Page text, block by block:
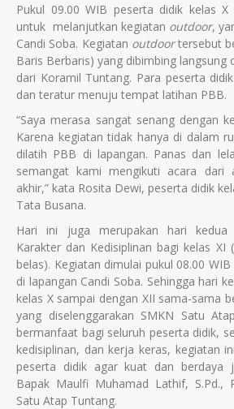
Pukul 09.00 WIB peserta didik kelas X
untuk melanjutkan kegiatan outdoor,
Candi Soba. Kegiatan outdoortersebut
Baris Berbaris) yang dibimbing langsung
dari Koramil Tuntang. Para peserta
dan teratur menuju tempat latihan PBB.
“Saya merasa sangat senang dengan
Karena kegiatan tidak hanya di dalam
dilatih PBB di lapangan. Panas dan
semangat kami mengikuti acara dari
akhir,” kata Rosita Dewi, peserta didik
Tata Busana.
Hari ini juga merupakan hari kedua
Karakter dan Kedisiplinan bagi kelas XI
belas). Kegiatan dimulai pukul 08.00
di lapangan Candi Soba. Sehingga hari
kelas X sampai dengan XII sama-sama
yang diselenggarakan SMKN Satu
bermanfaat bagi seluruh peserta didik,
kedisiplinan, dan kerja keras, kegiatan
peserta didik agar kuat dan berdaya
Bapak Maulfi Muhamad Lathif, S.Pd.,
Satu Atap Tuntang.